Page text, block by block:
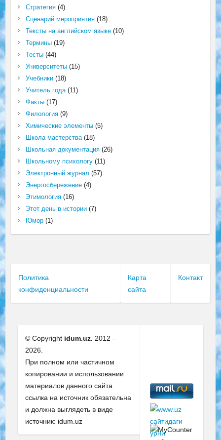
Стратегия(4)
Сценарий мероприятия(18)
Тексты на английском языке(10)
Термины(19)
Тесты(44)
Университеты(15)
Учебники(18)
Учитель года(11)
Факты(17)
Филология(9)
Химические элементы(5)
Школа мастерства(18)
Школьная документация(26)
Школьному психологу(11)
Электронный журнал (57)
Энергосбережение(4)
Этимология(16)
Этот день в истории(7)
Юмор(1)
Политика
конфиденциальности
Карта
сайта
Контакт
© Copyright idum.uz. 2012 -
2026.
При полном или частичном
копировании и использовании
материалов данного сайта
ссылка на источник обязательна
и должна выглядеть в виде
источник: idum.uz